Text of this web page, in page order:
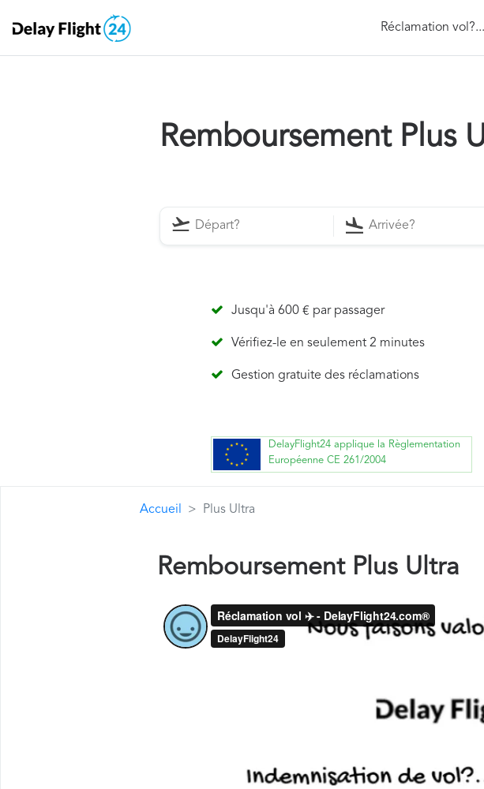
Réclamation
Remboursement Plus
Jusqu'à 600 € par passager
Vérifiez-le en seulement 2 minutes
Gestion gratuite des réclamations
DelayFlight24 applique la Règlementation
Européenne CE 261/2004
Accueil Plus Ultra
Remboursement Plus Ultra